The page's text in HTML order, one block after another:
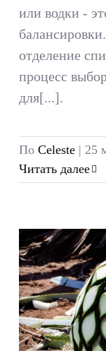
или водки -
отделение
процесс
для[...].
ПоCeleste | 25
Читать далее